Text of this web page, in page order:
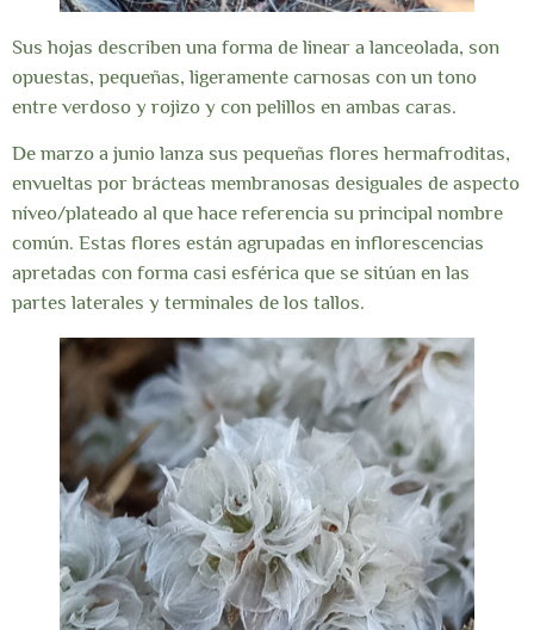
Sus hojas describen una forma de linear a lanceolada, son
opuestas, pequeñas, ligeramente carnosas con un tono
entre verdoso y rojizo y con pelillos en ambas caras.
De marzo a junio lanza sus pequeñas flores hermafroditas,
envueltas por brácteas membranosas desiguales de aspecto
níveo/plateado al que hace referencia su principal nombre
común. Estas flores están agrupadas en inflorescencias
apretadas con forma casi esférica que se sitúan en las
partes laterales y terminales de los tallos.